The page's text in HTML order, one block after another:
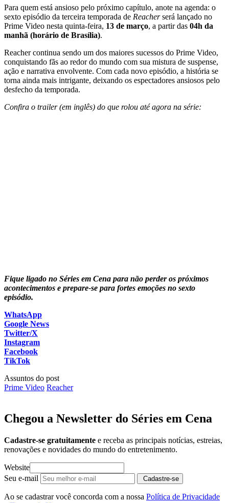
Para quem está ansioso pelo próximo capítulo, anote na agenda: o
sexto episódio da terceira temporada de Reacherserá lançado no
Prime Video nesta quinta-feira, 13 de março, a partir das 04h da
manhã (horário de Brasília).
Reacher continua sendo um dos maiores sucessos do Prime Video,
conquistando fãs ao redor do mundo com sua mistura de suspense,
ação e narrativa envolvente. Com cada novo episódio, a história se
torna ainda mais intrigante, deixando os espectadores ansiosos pelo
desfecho da temporada.
Confira o trailer (em inglês) do que rolou até agora na série:
Fique ligado no Séries em Cena para não perder os próximos
acontecimentos e prepare-se para fortes emoções no sexto
episódio.
WhatsApp
Google News
Twitter/X
Instagram
Facebook
TikTok
Assuntos do post
Prime Video Reacher
Chegou a Newsletter do Séries em Cena
Cadastre-se gratuitamente e receba as principais notícias, estreias,
renovações e novidades do mundo do entretenimento.
Website
Seu e-mail
Cadastre-se
Ao se cadastrar você concorda com a nossa Política de Privacidade